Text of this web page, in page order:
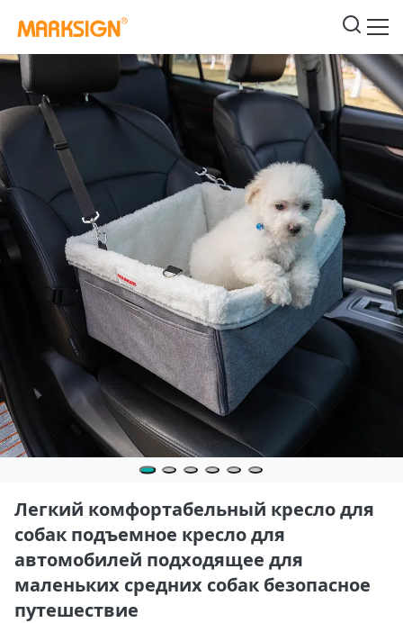
Легкий комфортабельный кресло для
собак подъемное кресло для
автомобилей подходящее для
маленьких средних собак безопасное
путешествие